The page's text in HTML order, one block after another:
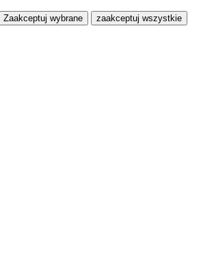
Zaakceptuj wybrane zaakceptuj wszystkie